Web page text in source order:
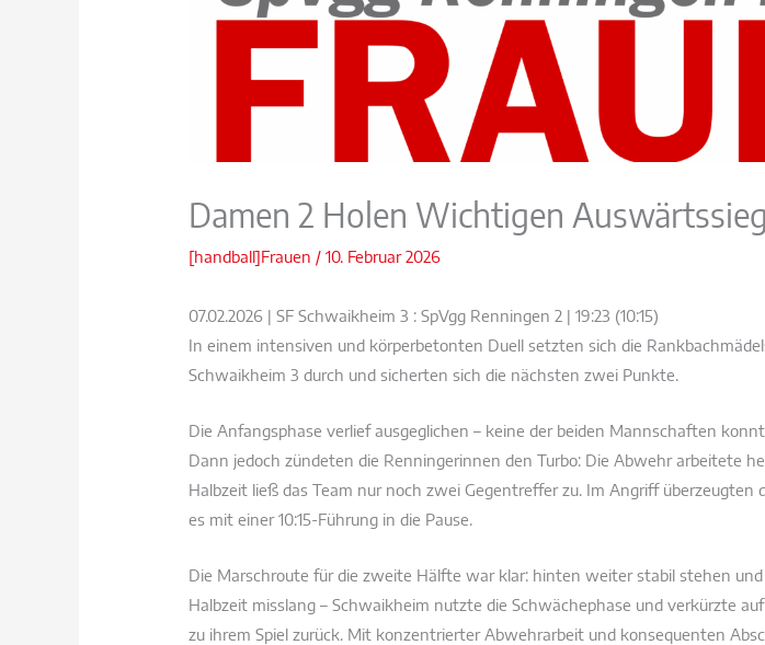
Damen 2 Holen Wichtigen
[handball]Frauen /10. Februar 2026
07.02.2026 | SF Schwaikheim 3 : SpVgg Renningen 2 | 19:23 (10:15)
In einem intensiven und körperbetonten Duell setzten sich die
Schwaikheim 3 durch und sicherten sich die nächsten zwei Punkte.
Die Anfangsphase verlief ausgeglichen – keine der beiden Mannschaften
Dann jedoch zündeten die Renningerinnen den Turbo: Die Abwehr arbeitete
Halbzeit ließ das Team nur noch zwei Gegentreffer zu. Im Angriff
es mit einer 10:15‑Führung in die Pause.
Die Marschroute für die zweite Hälfte war klar: hinten weiter stabil stehen
Halbzeit misslang – Schwaikheim nutzte die Schwächephase und verkürzte
zu ihrem Spiel zurück. Mit konzentrierter Abwehrarbeit und konsequenten